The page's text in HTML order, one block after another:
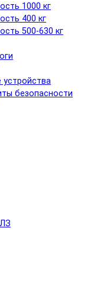
1000 кг
400 кг
500-630 кг
безопасности